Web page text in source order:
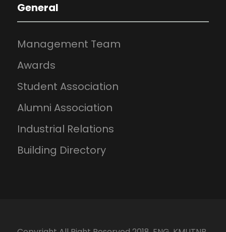
General
Management Team
Awards
Student Association
Alumni Association
Industrial Relations
Building Directory